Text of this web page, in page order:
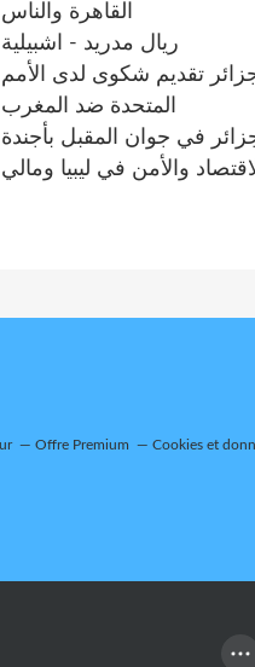
القاهرة والناس
ريال مدريد - اشبيلية
تقديم شكوى لدى الأمم
المتحدة ضد المغرب
في جوان المقبل بأجندة
والأمن في ليبيا ومالي
Offre Premium Cookies et